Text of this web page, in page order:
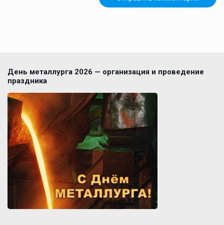
День металлурга 2026 — организация и проведение
праздника